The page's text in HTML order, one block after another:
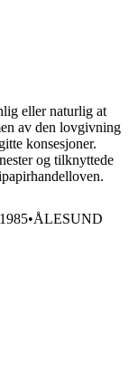
eller naturlig at
av den lovgivning
konsesjoner.
og tilknyttede
1985•ÅLESUND